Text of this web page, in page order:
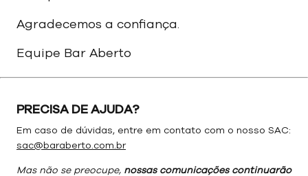
Agradecemos a confiança.
Equipe Bar Aberto
PRECISA DE AJUDA?
Em caso de dúvidas, entre em contato com o nosso SAC:
sac@baraberto.com.br
Mas não se preocupe, nossas comunicações continuarão